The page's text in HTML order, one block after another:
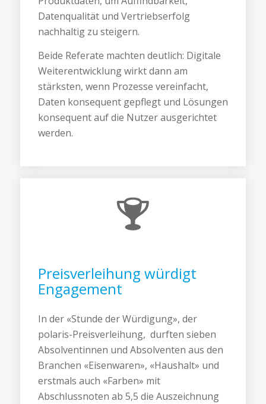
Datenqualität und Vertriebserfolg
nachhaltig zu steigern.
Beide Referate machten deutlich: Digitale
Weiterentwicklung wirkt dann am
stärksten, wenn Prozesse vereinfacht,
Daten konsequent gepflegt und Lösungen
konsequent auf die Nutzer ausgerichtet
werden.
Preisverleihung würdigt
Engagement
In der «Stunde der Würdigung», der
polaris-Preisverleihung, durften sieben
Absolventinnen und Absolventen aus den
Branchen «Eisenwaren», «Haushalt» und
erstmals auch «Farben» mit
Abschlussnoten ab 5,5 die Auszeichnung